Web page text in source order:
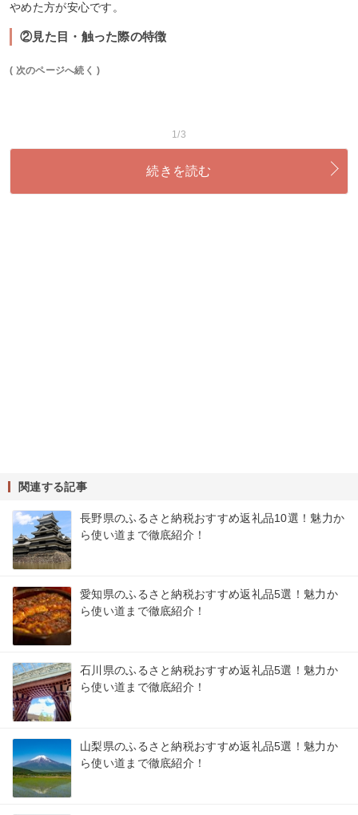
やめた方が安心です。
②見た目・触った際の特徴
( 次のページへ続く )
1/3
続きを読む
関連する記事
長野県のふるさと納税おすすめ返礼品10選！魅力か
ら使い道まで徹底紹介！
愛知県のふるさと納税おすすめ返礼品5選！魅力か
ら使い道まで徹底紹介！
石川県のふるさと納税おすすめ返礼品5選！魅力か
ら使い道まで徹底紹介！
山梨県のふるさと納税おすすめ返礼品5選！魅力か
ら使い道まで徹底紹介！